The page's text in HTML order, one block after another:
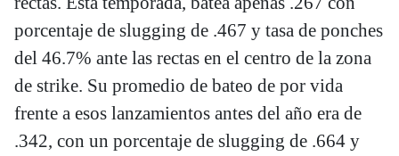
porcentaje de slugging de .467 y tasa de ponches
del 46.7% ante las rectas en el centro de la zona
de strike. Su promedio de bateo de por vida
frente a esos lanzamientos antes del año era de
.342, con un porcentaje de slugging de .664 y